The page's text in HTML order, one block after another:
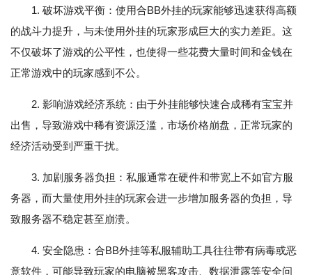
1. 破坏游戏平衡：使用合BB外挂的玩家能够迅速获得高额
的战斗力提升，与未使用外挂的玩家形成巨大的实力差距。这
不仅破坏了游戏的公平性，也使得一些花费大量时间和金钱在
正常游戏中的玩家感到不公。
2. 影响游戏经济系统：由于外挂能够快速合成稀有宝宝并
出售，导致游戏中稀有资源泛滥，市场价格崩盘，正常玩家的
经济活动受到严重干扰。
3. 加剧服务器负担：私服通常在硬件和带宽上不如官方服
务器，而大量使用外挂的玩家会进一步增加服务器的负担，导
致服务器不稳定甚至崩溃。
4. 安全隐患：合BB外挂等私服辅助工具往往带有病毒或恶
意软件，可能导致玩家的电脑被黑客攻击、数据泄露等安全问